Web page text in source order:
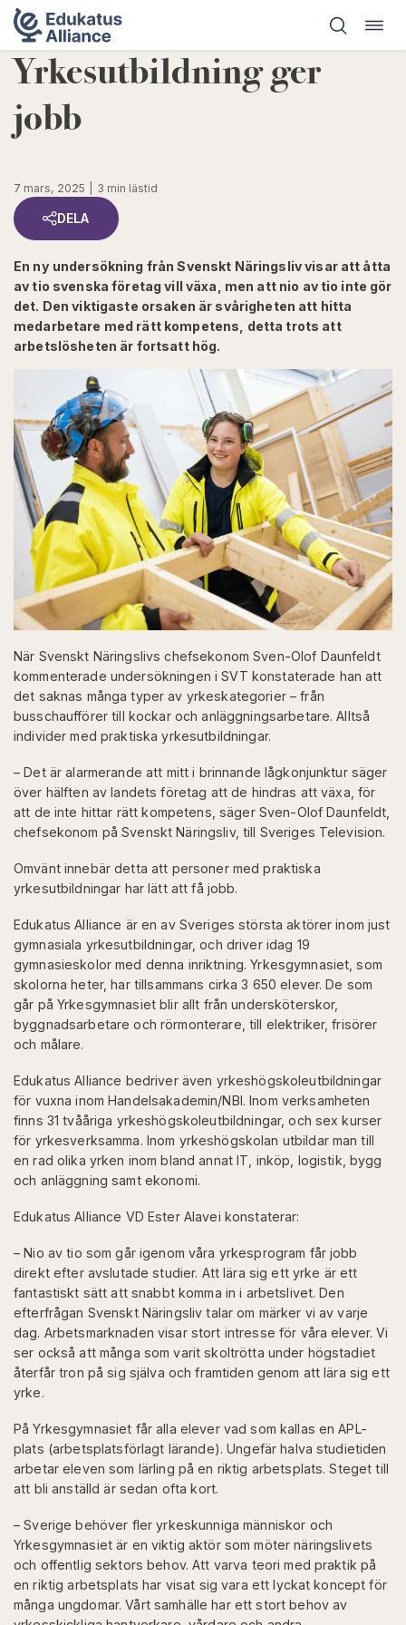
Hoppa
till
innehåll
Yrkesutbildning ger
jobb
7 mars, 2025 3 min lästid
DELA
En ny undersökning från Svenskt Näringsliv visar att åtta
av tio svenska företag vill växa, men att nio av tio inte gör
det. Den viktigaste orsaken är svårigheten att hitta
medarbetare med rätt kompetens, detta trots att
arbetslösheten är fortsatt hög.
När Svenskt Näringslivs chefsekonom Sven-Olof Daunfeldt
kommenterade undersökningen i SVT konstaterade han att
det saknas många typer av yrkeskategorier – från
busschaufförer till kockar och anläggningsarbetare. Alltså
individer med praktiska yrkesutbildningar.
– Det är alarmerande att mitt i brinnande lågkonjunktur säger
över hälften av landets företag att de hindras att växa, för
att de inte hittar rätt kompetens, säger Sven-Olof Daunfeldt,
chefsekonom på Svenskt Näringsliv, till Sveriges Television.
Omvänt innebär detta att personer med praktiska
yrkesutbildningar har lätt att få jobb.
Edukatus Alliance är en av Sveriges största aktörer inom just
gymnasiala yrkesutbildningar, och driver idag 19
gymnasieskolor med denna inriktning. Yrkesgymnasiet, som
skolorna heter, har tillsammans cirka 3 650 elever. De som
går på Yrkesgymnasiet blir allt från undersköterskor,
byggnadsarbetare och rörmonterare, till elektriker, frisörer
och målare.
Edukatus Alliance bedriver även yrkeshögskoleutbildningar
för vuxna inom Handelsakademin/NBI. Inom verksamheten
finns 31 tvååriga yrkeshögskoleutbildningar, och sex kurser
för yrkesverksamma. Inom yrkeshögskolan utbildar man till
en rad olika yrken inom bland annat IT, inköp, logistik, bygg
och anläggning samt ekonomi.
Edukatus Alliance VD Ester Alavei konstaterar:
– Nio av tio som går igenom våra yrkesprogram får jobb
direkt efter avslutade studier. Att lära sig ett yrke är ett
fantastiskt sätt att snabbt komma in i arbetslivet. Den
efterfrågan Svenskt Näringsliv talar om märker vi av varje
dag. Arbetsmarknaden visar stort intresse för våra elever. Vi
ser också att många som varit skoltrötta under högstadiet
återfår tron på sig själva och framtiden genom att lära sig ett
yrke.
På Yrkesgymnasiet får alla elever vad som kallas en APL-
plats (arbetsplatsförlagt lärande). Ungefär halva studietiden
arbetar eleven som lärling på en riktig arbetsplats. Steget till
att bli anställd är sedan ofta kort.
– Sverige behöver fler yrkeskunniga människor och
Yrkesgymnasiet är en viktig aktör som möter näringslivets
och offentlig sektors behov. Att varva teori med praktik på
en riktig arbetsplats har visat sig vara ett lyckat koncept för
många ungdomar. Vårt samhälle har ett stort behov av